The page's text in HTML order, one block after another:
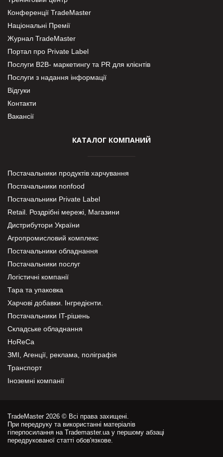
Конференції TradeMaster
Національні Премії
Журнал TradeMaster
Портал про Private Label
Послуги В2В- маркетингу та PR для клієнтів
Послуги з надання інформації
Відгуки
Контакти
Вакансії
КАТАЛОГ КОМПАНИЙ
Постачальники продуктів харчування
Постачальники nonfood
Постачальники Private Label
Retail. Роздрібні мережі, Магазини
Дистрибутори України
Агропромисловий комплекс
Постачальники обладнання
Постачальники послуг
Логістичні компанії
Тара та упаковка
Харчові добавки. Інгредієнти.
Постачальники IT-рішень
Складське обладнання
HoReCa
ЗМІ, Агенції, реклама, поліграфія
Транспорт
Іноземні компанії
TradeMaster 2026 © Всі права захищені.
При передруку та використанні матеріалів
гіперпосилання на Trademaster.ua у першому абзаці
передрукованої статті обов'язкове.